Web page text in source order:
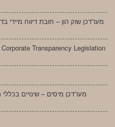
מעו”דכן שוק הון – חובת דיווח מיידי
Transparency Legislation
מעו”דכן מיסים – שינויים